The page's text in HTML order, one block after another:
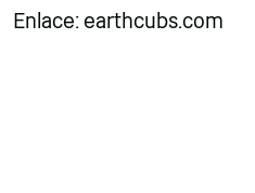
Enlace: earthcubs.com